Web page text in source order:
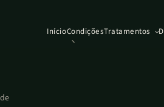
InícioCondiçõesTratamentos